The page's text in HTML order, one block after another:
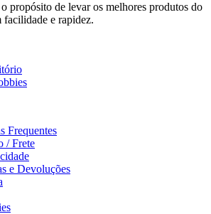
de levar os melhores produtos do
facilidade e rapidez.
Frequentes
/ Frete
e Devoluções